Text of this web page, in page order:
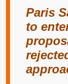
Paris
to